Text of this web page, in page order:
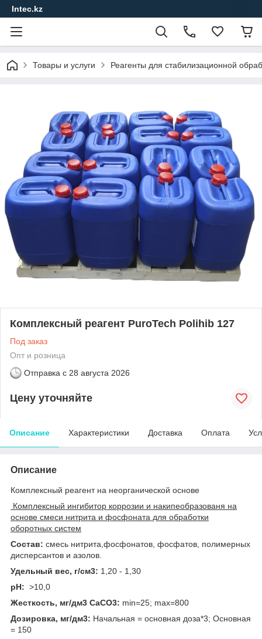
Intec.kz
Товары и услуги Реагенты для стабилизационной
Комплексный реагент PuroTech Polihib 127
Под заказ
Опт и розница
Отправка с 28 августа 2026
Цену уточняйте
Описание Характеристики Доставка Оплата
Описание
Комплексный реагент на неорганической основе
Комплексный ингибитор коррозии и накипеобразованя на
основе смеси нитрита и фосфоната для обработки
оборотных систем
Состав: смесь нитрита,фосфонатов, фосфатов, полимерных
дисперсантов и азолов.
Удельный вес, г/см3: 1,20 - 1,30
pH: >10,0
Жесткость, мг/дм3 CaCO3: min=25; max=800
Дозировка, мг/дм3: Начальная = основная доза*3; Основная
= 150